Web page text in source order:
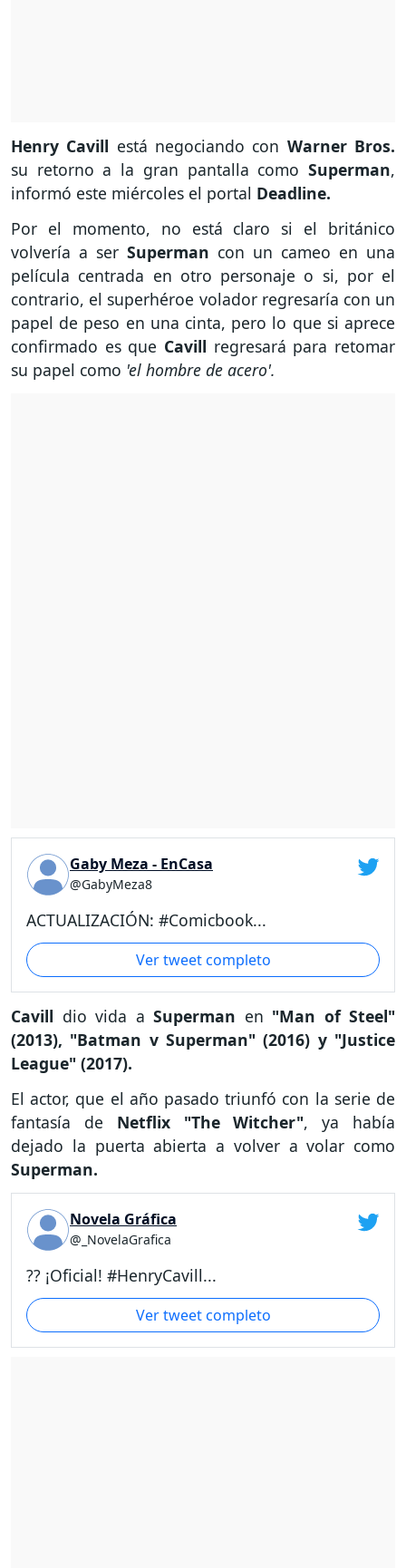
Henry Cavill está negociando con Warner Bros.
su retorno a la gran pantalla como Superman,
informó este miércoles el portal Deadline.
Por el momento, no está claro si el británico
volvería a ser Superman con un cameo en una
película centrada en otro personaje o si, por el
contrario, el superhéroe volador regresaría con un
papel de peso en una cinta, pero lo que si aprece
confirmado es que Cavill regresará para retomar
su papel como 'el hombre de acero'.
Gaby Meza - EnCasa
@GabyMeza8
ACTUALIZACIÓN: #Comicbook...
Ver tweet completo
Cavill dio vida a Superman en "Man of Steel"
(2013), "Batman v Superman" (2016) y "Justice
League" (2017).
El actor, que el año pasado triunfó con la serie de
fantasía de Netflix "The Witcher", ya había
dejado la puerta abierta a volver a volar como
Superman.
Novela Gráfica
@_NovelaGrafica
?? ¡Oficial! #HenryCavill...
Ver tweet completo